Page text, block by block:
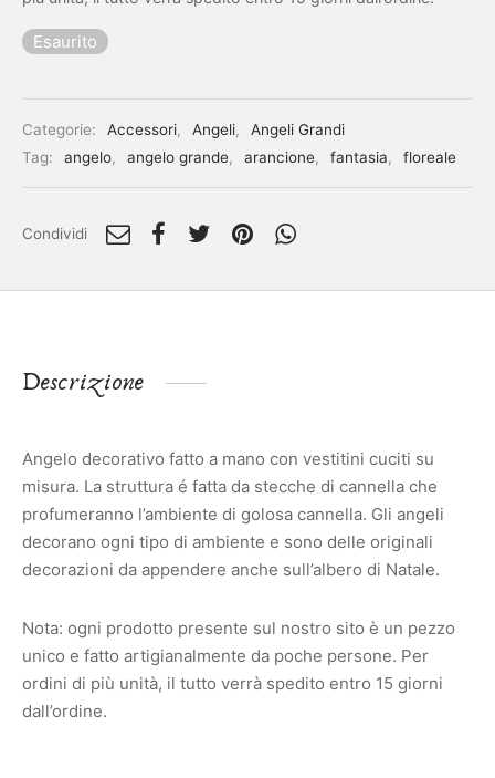
Esaurito
Categorie: Accessori, Angeli,
Angeli Grandi
Tag:
angelo, angelo grande, arancione, fantasia, floreale
Condividi
Descrizione
Angelo decorativo fatto a mano con vestitini cuciti su
misura. La struttura é fatta da stecche di cannella che
profumeranno l’ambiente di golosa cannella. Gli angeli
decorano ogni tipo di ambiente e sono delle originali
decorazioni da appendere anche sull’albero di Natale.
Nota: ogni prodotto presente sul nostro sito è un pezzo
unico e fatto artigianalmente da poche persone. Per
ordini di più unità, il tutto verrà spedito entro 15 giorni
dall’ordine.